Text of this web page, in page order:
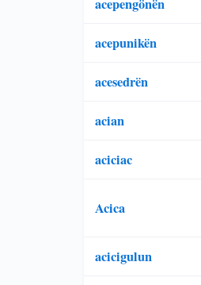
acepengönën
acepunikën
acesedrën
acian
aciciac
Acica
acicigulun